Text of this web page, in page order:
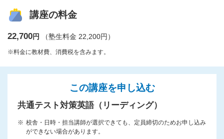
講座の料金
22,700円 （塾生料金 22,200円）
※料金に教材費、消費税を含みます。
この講座を申し込む
共通テスト対策英語（リーディング）
校舎・日時・担当講師が選択できても、定員締切のためお申し込み
ができない場合があります。